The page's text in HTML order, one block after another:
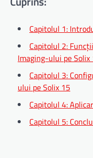
Capitolul 1:
Capitolul 2:
Imaging-ului pe Solix
Capitolul 3:
ului pe Solix 15
Capitolul 4:
Capitolul 5: